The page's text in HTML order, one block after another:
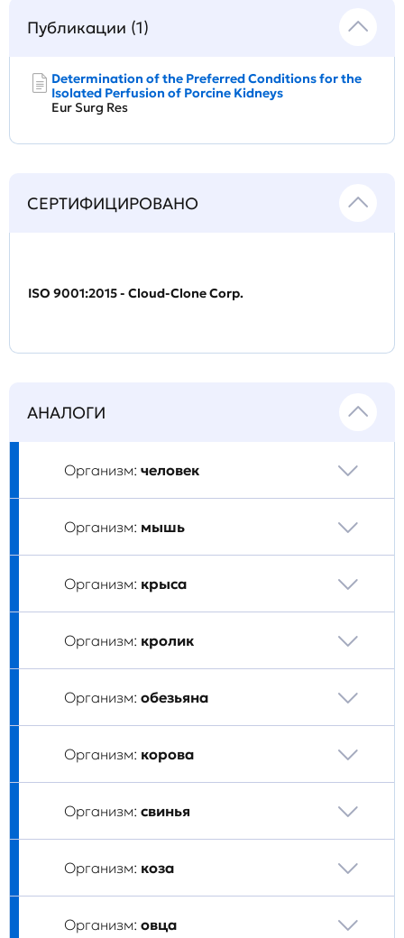
Публикации (1)
Determination of the Preferred Conditions for the
Isolated Perfusion of Porcine Kidneys
Eur Surg Res
СЕРТИФИЦИРОВАНО
ISO 9001:2015 - Cloud-Clone Corp.
АНАЛОГИ
Организм: человек
Организм: мышь
Организм: крыса
Организм: кролик
Организм: обезьяна
Организм: корова
Организм: свинья
Организм: коза
Организм: овца